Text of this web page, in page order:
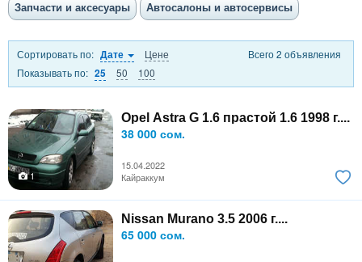
Запчасти и аксесуары Автосалоны и автосервисы
Сортировать по: Дате
Цене
Показывать по: 25 50 100
Всего 2 объявления
Opel Astra G 1.6 прастой 1.6 1998 г....
38 000 сом.
15.04.2022
1
Кайраккум
Nissan Murano 3.5 2006 г....
65 000 сом.